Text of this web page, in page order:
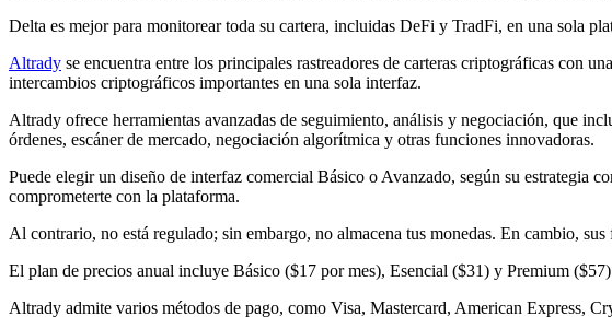
Delta es mejor para monitorear toda su cartera, incluidas DeFi y TradFi, en una sola
Altrady se encuentra entre los principales rastreadores de carteras criptográficas con
intercambios criptográficos importantes en una sola interfaz.
Altrady ofrece herramientas avanzadas de seguimiento, análisis y negociación, que
órdenes, escáner de mercado, negociación algorítmica y otras funciones innovadoras.
Puede elegir un diseño de interfaz comercial Básico o Avanzado, según su estrategia
comprometerte con la plataforma.
Al contrario, no está regulado; sin embargo, no almacena tus monedas. En cambio,
El plan de precios anual incluye Básico ($17 por mes), Esencial ($31) y Premium ($57)
Altrady admite varios métodos de pago, como Visa, Mastercard, American Express,